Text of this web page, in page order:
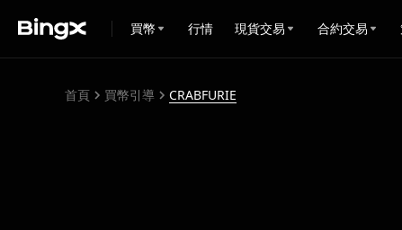
買幣 行情 現貨交易 合約交易
首頁 買幣引導 CRABFURIE